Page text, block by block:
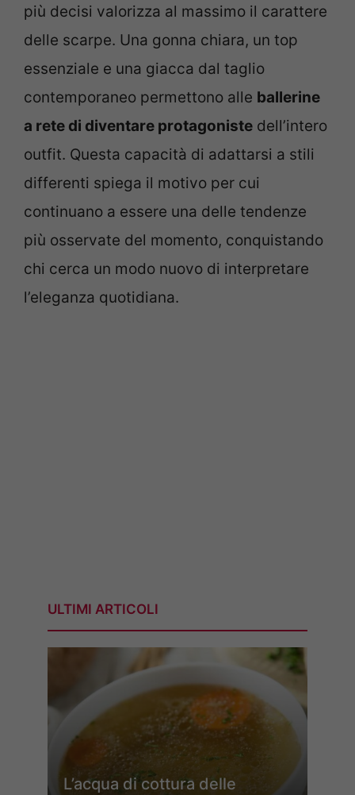
più decisi valorizza al massimo il carattere
delle scarpe. Una gonna chiara, un top
essenziale e una giacca dal taglio
contemporaneo permettono alle ballerine
a rete di diventare protagoniste dell’intero
outfit. Questa capacità di adattarsi a stili
differenti spiega il motivo per cui
continuano a essere una delle tendenze
più osservate del momento, conquistando
chi cerca un modo nuovo di interpretare
l’eleganza quotidiana.
ULTIMI ARTICOLI
L’acqua di cottura delle